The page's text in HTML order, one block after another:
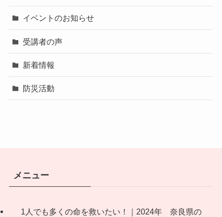
イベントのお知らせ
受講者の声
新着情報
防災活動
メニュー
1人でも多くの命を救いたい！｜2024年 奈良県の